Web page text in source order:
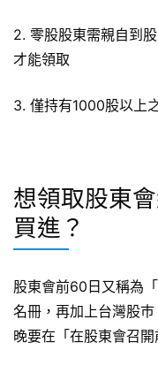
2. 零股股東需親自到
才能領取
3. 僅持有1000股以上
想領取股東
買進？
股東會前60日又稱為
名冊，再加上台灣股
晚要在「在股東會召